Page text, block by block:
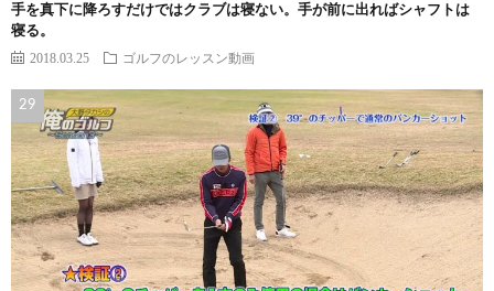
手を真下に降ろすだけではクラブは寝ない。手が前に出ればシャフトは
寝る。
2018.03.25 ゴルフのレッスン動画